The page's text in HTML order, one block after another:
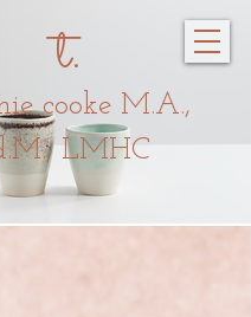
t.
cooke M.A.,
LMHC